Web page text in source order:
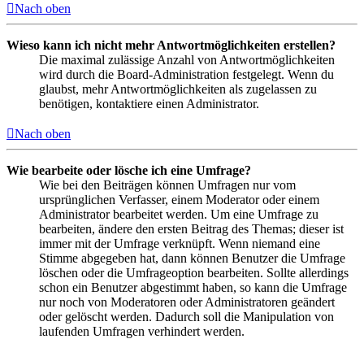
Nach oben
Wieso kann ich nicht mehr Antwortmöglichkeiten erstellen?
Die maximal zulässige Anzahl von Antwortmöglichkeiten
wird durch die Board-Administration festgelegt. Wenn du
glaubst, mehr Antwortmöglichkeiten als zugelassen zu
benötigen, kontaktiere einen Administrator.
Nach oben
Wie bearbeite oder lösche ich eine Umfrage?
Wie bei den Beiträgen können Umfragen nur vom
ursprünglichen Verfasser, einem Moderator oder einem
Administrator bearbeitet werden. Um eine Umfrage zu
bearbeiten, ändere den ersten Beitrag des Themas; dieser ist
immer mit der Umfrage verknüpft. Wenn niemand eine
Stimme abgegeben hat, dann können Benutzer die Umfrage
löschen oder die Umfrageoption bearbeiten. Sollte allerdings
schon ein Benutzer abgestimmt haben, so kann die Umfrage
nur noch von Moderatoren oder Administratoren geändert
oder gelöscht werden. Dadurch soll die Manipulation von
laufenden Umfragen verhindert werden.